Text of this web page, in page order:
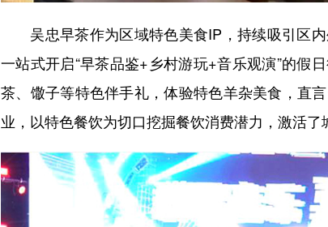
吴忠早茶作为区域特色美食IP，持续吸引区内
一站式开启“早茶品鉴+乡村游玩+音乐观演”的假
茶、馓子等特色伴手礼，体验特色羊杂美食，直
业，以特色餐饮为切口挖掘餐饮消费潜力，激活了